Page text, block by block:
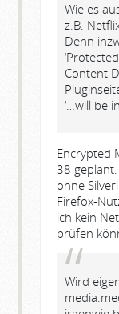
Wie es
z.B.
Denn
Content
‘…will be
Encrypted
38
ohne
Firefox-
ich kein
prüfen
Wird